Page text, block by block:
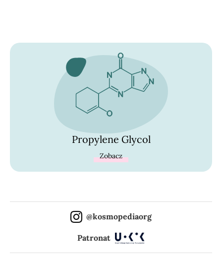
Propylene Glycol
Zobacz
@kosmopediaorg
Patronat